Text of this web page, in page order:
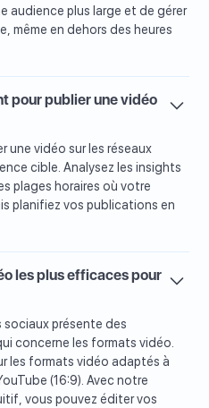
audience plus large et de gérer
même en dehors des heures
pour publier une vidéo
une vidéo sur les réseaux
cible. Analysez les insights
plages horaires où votre
planifiez vos publications en
les plus efficaces pour
présente des
concerne les formats vidéo.
les formats vidéo adaptés à
(16:9). Avec notre
vous pouvez éditer vos